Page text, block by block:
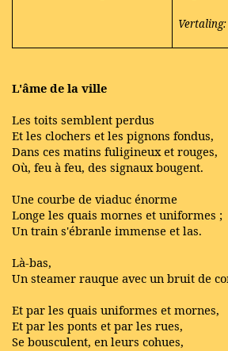
Vertaling:
L'âme de la ville
Les toits semblent perdus
Et les clochers et les pignons fondus,
Dans ces matins fuligineux et rouges,
Où, feu à feu, des signaux bougent.
Une courbe de viaduc énorme
Longe les quais mornes et uniformes ;
Un train s'ébranle immense et las.
Là-bas,
Un steamer rauque avec un bruit de
Et par les quais uniformes et mornes,
Et par les ponts et par les rues,
Se bousculent, en leurs cohues,